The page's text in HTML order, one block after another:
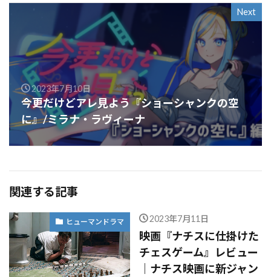
Next
2023年7月10日
今更だけどアレ見よう『ショーシャンクの空
に』/ミラナ・ラヴィーナ
関連する記事
ヒューマンドラマ 2023年7月11日
映画『ナチスに仕掛けた
チェスゲーム』レビュー
｜ナチス映画に新ジャン